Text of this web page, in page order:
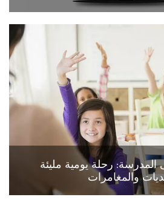
رحلة يومية مليئة
والمغامرات